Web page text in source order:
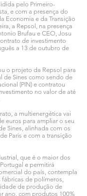
pelo Primeiro-
e com a presença do
Economia e da Transição
a Repsol, na presença
Brufau e CEO, Josu
de investimento
a 13 de outubro de
o projeto da Repsol para
de Sines como sendo de
(PIN) e contratou
no valor de até
a multienergética vai
euros para ampliar o seu
Sines, alinhada com os
Paris e com a transição
que é o maior dos
e permitirá
do país, contempla
fábricas de polímeros,
de produção de
ano, com produtos 100%